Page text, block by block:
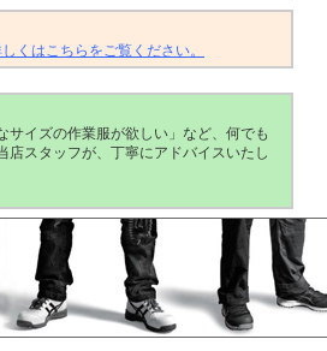
くはこちらをご覧ください。
サイズの作業服が欲しい」など、何でも
店スタッフが、丁寧にアドバイスいたし